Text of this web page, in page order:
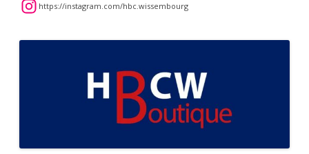
https://instagram.com/hbc.wissembourg